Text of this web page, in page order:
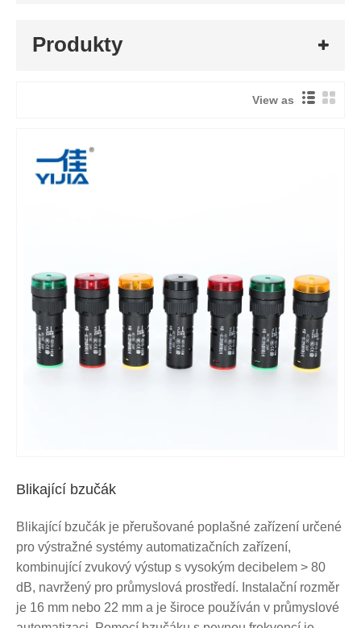
Produkty
View as
Blikající bzučák
Blikající bzučák je přerušované poplašné zařízení určené
pro výstražné systémy automatizačních zařízení,
kombinující zvukový výstup s vysokým decibelem > 80
dB, navržený pro průmyslová prostředí. Instalační rozměr
je 16 mm nebo 22 mm a je široce používán v průmyslové